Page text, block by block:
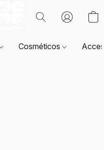
Cosméticos